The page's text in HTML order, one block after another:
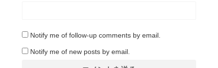
Notify me of follow-up comments by email.
Notify me of new posts by email.